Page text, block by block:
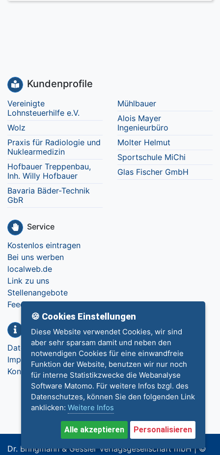
Kundenprofile
Vereinigte
Lohnsteuerhilfe e.V.
Wolz
Praxis für Radiologie und
Nuklearmedizin
Hofbauer Treppenbau,
Inh. Willy Hofbauer
Bavaria Bäder-Technik
GbR
Mühlbauer
Alois Mayer
Ingenieurbüro
Molter Helmut
Sportschule MiChi
Glas Fischer GmbH
Service
Kostenlos eintragen
Bei uns werben
localweb.de
Link zu uns
Stellenangebote
Feedback
Info
Datenschutz
Impressum
Kontakt
Dr. Bringmann & Gessler Verlagsgesellschaft mbH | ©
🍪 Cookies Einstellungen
Diese Website verwendet Cookies, wir sind
aber sehr sparsam damit und neben den
notwendigen Cookies für eine einwandfreie
Funktion der Website, benutzen wir nur noch
für interne Statistikzwecke die Webanalyse
Software Matomo. Für weitere Infos bzgl. des
Datenschutzes, können Sie den folgenden Link
anklicken: Weitere Infos
Alle akzeptieren Personalisieren